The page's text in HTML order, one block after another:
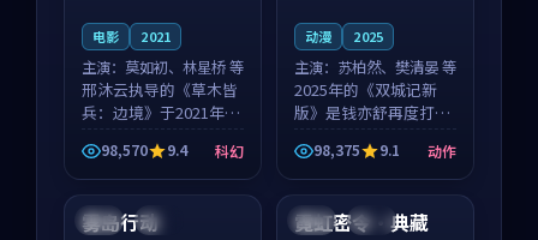
电影 2021
主演： 莫如初、林星桥 等
邢沐云执导的《草木皆
兵：边境》于2021年面
世，泰国的城市气质与
校园青春的人物心境共
同构筑了影片基调。莫
如初、林星桥用细腻的
表演撑起整部科幻电
98,570 9.4 科幻
动漫 2025
主演： 苏柏然、樊清晏 等
2025年的《双城记新
版》是钱亦舒再度打磨
的动作佳作。中国大陆
的取景与沙漠探险的氛
围相互成就，苏柏然与
樊清晏的对手戏自然克
制，让整部影片在悬念
98,375 9.1 动作
韩国 杜比
雾岛行动 英国 高分
霓虹密令·典藏